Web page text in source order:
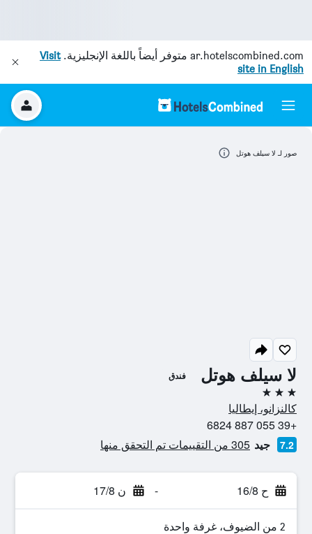
ar.hotelscombined.com متوفر أيضاً باللغة الإنجليزية.Visit
site in English
لا سيلف هوتل فندق
3 نجوم
كالنزانو، إيطاليا
+39 055 887 6824
7.2 جيد 305 من التقييمات تم التحقق منها
ح 16/8 - ن 17/8
2 من الضيوف، غرفة واحدة
صور لـ لا سيلف هوتل